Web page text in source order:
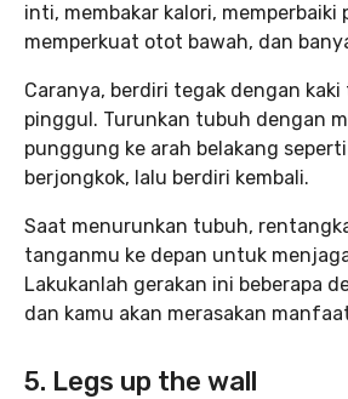
inti, membakar kalori, memperbaiki
memperkuat otot bawah, dan
Caranya, berdiri tegak dengan kaki
pinggul. Turunkan tubuh dengan
punggung ke arah belakang
berjongkok, lalu berdiri kembali.
Saat menurunkan tubuh,
tanganmu ke depan untuk
Lakukanlah gerakan ini beberapa
dan kamu akan merasakan
5. Legs up the wall